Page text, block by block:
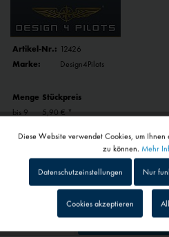
Artikel-Nr.: 12426
Marke:
Design4Pilots
Menge Stückpreis
bis 9
5,90 € *
zzgl. Versandkosten
1 - 4 Werktage
Abhängig von Versand- und Zahlungsart
In denWarenkorb
Tracking
Personalisierung
Diese Website verwendet Cookies, um
zu können. Mehr
Datenschutzeinstellungen Nur
Cookies akzeptieren